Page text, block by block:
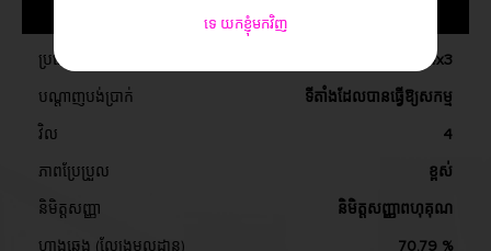
អំពីហ្គេម
ប្រភេទរន្ធ 4x3
បណ្តាញបង់ប្រាក់ ទីតាំងដែលបានធ្វើឱ្យសកម្ម
វិល 4
ភាពប្រែប្រួល ខ្ពស់
និមិត្តសញ្ញា និមិត្តសញ្ញាពហុគុណ
ហាងឆេង (ល្បែងមូលដ្ឋាន) 70.79 %
ទេ យកខ្ញុំមកវិញ